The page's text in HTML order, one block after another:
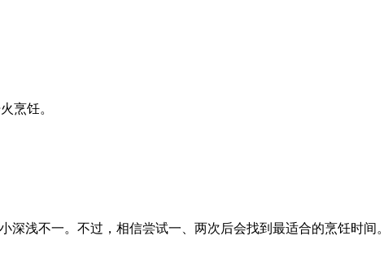
烹饪。
浅不一。不过，相信尝试一、两次后会找到最适合的烹饪时间。